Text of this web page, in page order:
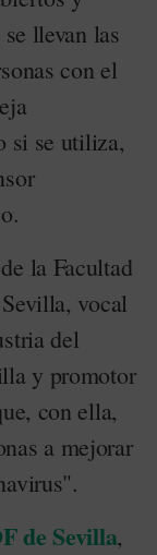
llevan las
con el
si se utiliza,
la Facultad
vocal
del
y promotor
con ella,
a mejorar
de Sevilla,